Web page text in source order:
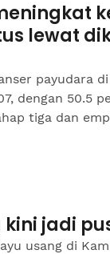
lewat
payudara
dengan 50.5
tiga dan
kini jadi
usang di